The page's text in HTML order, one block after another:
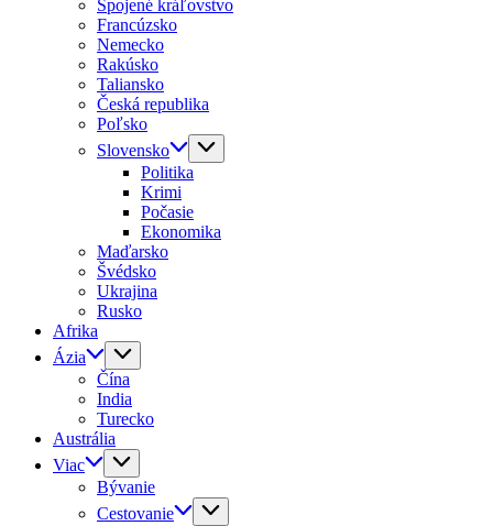
Spojené kráľovstvo
Francúzsko
Nemecko
Rakúsko
Taliansko
Česká republika
Poľsko
Slovensko
Politika
Krimi
Počasie
Ekonomika
Maďarsko
Švédsko
Ukrajina
Rusko
Afrika
Ázia
Čína
India
Turecko
Austrália
Viac
Bývanie
Cestovanie